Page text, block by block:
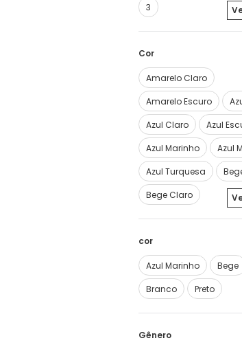
3
Cor
Amarelo Claro
Amarelo Escuro
Azul Claro
Azul
Azul Marinho
Azul
Azul Turquesa
Bege Claro
cor
Azul Marinho
Bege
Branco
Preto